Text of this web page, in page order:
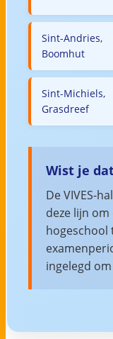
Sint-Andries,
Boomhut
Sint-Michiels,
Grasdreef
Wist je
De VIVES-
deze lijn
hogeschool
ingelegd